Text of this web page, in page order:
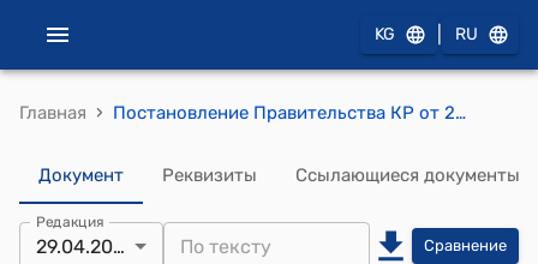
KG RU
Главная › Постановление Правительства КР от 24 августа 2007 года № 370 "О внесении изменений в некоторые решения Правительства Кыргызской Республики"
Документ Реквизиты Ссылающиеся документы
Редакция
29.04.2025 Сравнение